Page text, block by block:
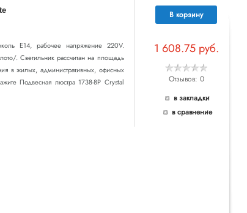
В корзину
1 608.75 руб.
Отзывов: 0
в закладки
в сравнение
E14, рабочее напряжение 220V.
. Светильник рассчитан на площадь
в жилых, административных, офисных
Подвесная люстра 1738-8P Crystal